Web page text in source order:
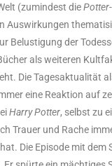
(zumin­dest diePot­ter
Belus­ti­gung der
als wei­te­ren
Die Tages­ak­tua­li­tät
eine Reak­ti­on auf
Har­ry Pot­ter, selbst zu
Trau­er und Rache
Die Epi­so­de mit